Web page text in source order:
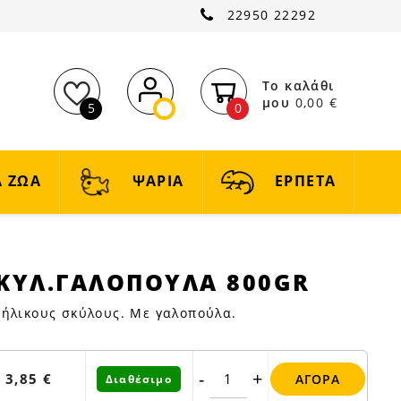
22950 22292
5 0
Το καλάθι
μου 0,00 €
ΖΩΑ ΨΑΡΙΑ ΕΡΠΕΤΑ
800GR
σκύλους. Με γαλοπούλα.
3,85 € Διαθέσιμο - + ΑΓΟΡΆ